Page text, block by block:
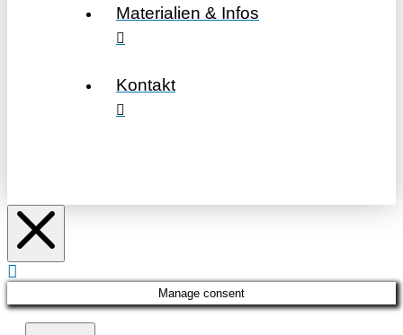
Materialien & Infos
Kontakt
Manage consent